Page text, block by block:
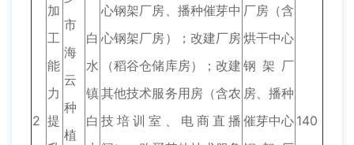
2
加
工
能
力
提
市
海
云
种
植
白
水
镇
白
心钢架厂房、播种催芽中
心钢架厂房）；改建厂房
（稻谷仓储库房）；改建
其他技术服务用房（含农
技培训室、电商直播
厂房（含
烘干中心
钢架厂
房、播种
催芽中心 140